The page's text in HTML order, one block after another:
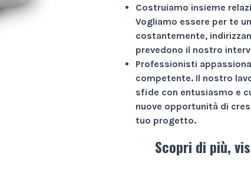
Costruiamo insieme
Vogliamo essere per te
costantemente,
prevedono il nostro
Professionisti
competente. Il nostro
sfide con entusiasmo e
nuove opportunità di
tuo progetto.
Scopri di più,